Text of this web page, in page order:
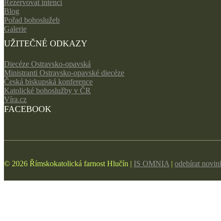
Rezervovat intenci
Blog
Pořad bohoslužeb
Galerie
UŽITEČNÉ ODKAZY
Diecéze Ostravsko-opavská
Ministranti Ostravsko-opavské diecéze
Česká biskupská konference
Katolické bohoslužby v ČR
Víra.cz
FACEBOOK
© 2026 Římskokatolická farnost Hlučín | IS OMNIA | odebírat